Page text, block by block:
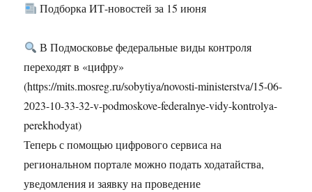
Подборка ИТ-новостей за 15 июня
В Подмосковье федеральные виды контроля
переходят в «цифру»
(https://mits.mosreg.ru/sobytiya/novosti-ministerstva/15-06-
2023-10-33-32-v-podmoskove-federalnye-vidy-kontrolya-
perekhodyat)
Теперь с помощью цифрового сервиса на
региональном портале можно подать ходатайства,
уведомления и заявку на проведение